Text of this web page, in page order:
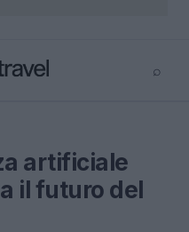
⌕
artificiale
il futuro del